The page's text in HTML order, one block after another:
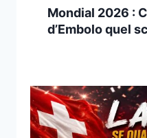
Mondial 2026 :
d’Embolo quel